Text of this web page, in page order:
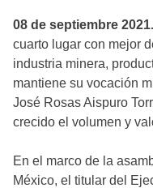
08 de septiembre
cuarto lugar con mejor
industria minera,
mantiene su vocación
José Rosas Aispuro
crecido el volumen y
En el marco de la
México, el titular del